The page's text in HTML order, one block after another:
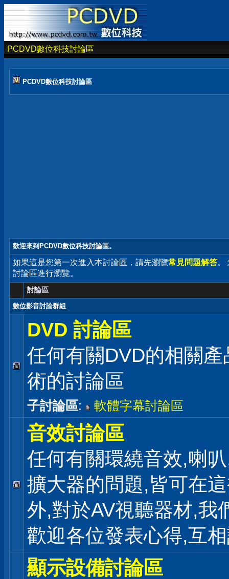
PCDVD數位科技討論區
PCDVD數位科技討論區
歡迎來到PCDVD數位科技討論區。
如果這是您第一次進入本討論區，請先瀏覽常見問題解答。
討論區進行瀏覽。
討論區
數位影音討論群組
DVD 討論區
任何有關DVD的相關
術的討論區
子討論區: 軟體字幕討論區
音效討論區
任何有關環繞音效,喇
擴大器的問題,皆可在
外,對於AV視聽器材,我
歡迎各位發表心得,互
顯示設備討論區